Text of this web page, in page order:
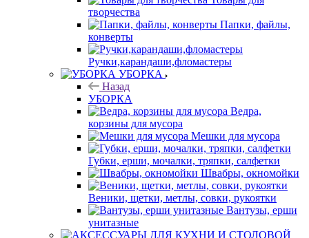
творчества
Папки, файлы,
конверты
Ручки,карандаши,фломастеры
УБОРКА
Назад
УБОРКА
Ведра,
корзины для мусора
Мешки для мусора
Губки, ерши, мочалки, тряпки, салфетки
Швабры, окномойки
Веники, щетки, метлы, совки, рукоятки
Вантузы, ерши
унитазные